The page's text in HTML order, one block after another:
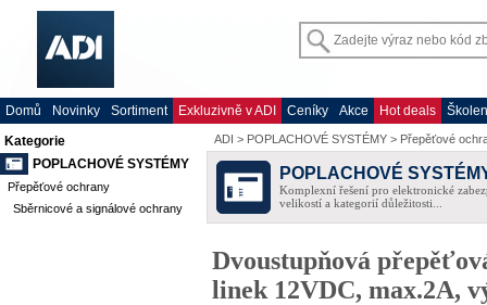
Domů Novinky Sortiment Exkluzivně v ADI Ceníky Akce Hot deals
Kategorie
POPLACHOVÉ SYSTÉMY
Přepěťové ochrany
Sběrnicové a signálové ochrany
ADI > POPLACHOVÉ SYSTÉMY > Přepěťové
POPLACHOVÉ
Komplexní řešení pro elektronické
velikostí a kategorií důležitosti...
Dvoustupňová
linek 12VDC, max.2A,